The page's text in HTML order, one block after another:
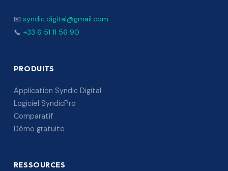
📧 syndic.digital@gmail.com
📞 +33 6 51 11 56 90
PRODUITS
Application Syndic Digital
Logiciel SyndicPro
Comparatif
Démo gratuite
RESSOURCES